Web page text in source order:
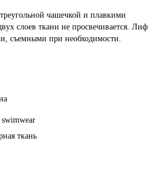
чашечкой и плавкими
слоев ткани не просвечивается. Лиф
съемными при необходимости.
ткань